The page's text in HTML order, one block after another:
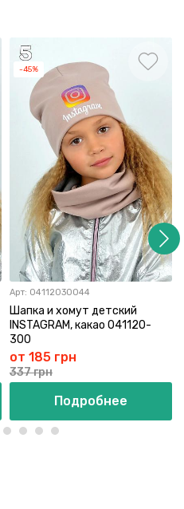
-45%
Арт: 04112030044
Шапка и хомут детский
INSTAGRAM, какао 041120-
300
от 185 грн
337 грн
Подробнее